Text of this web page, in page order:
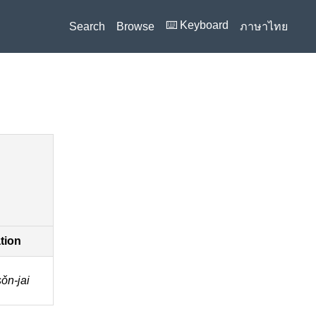
Search Browse ⌨️ Keyboard ภาษาไทย
jai